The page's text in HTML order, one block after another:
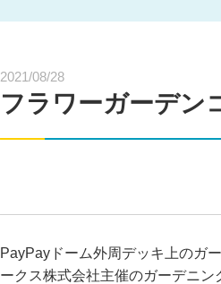
2021/08/28
フラワーガーデン
PayPayドーム外周デッキ上のガ
ークス株式会社主催のガーデニン